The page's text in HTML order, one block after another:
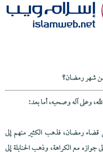
شهر رمضان؟
وعلى آله وصحبه، أما بعد:
رمضان، فذهب الكثير منهم إلى
جوازه مع الكراهة، وذهب الحنابلة إلى